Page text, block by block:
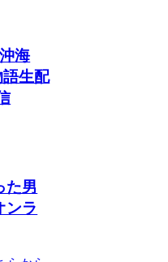
海
生配
た男
ンラ